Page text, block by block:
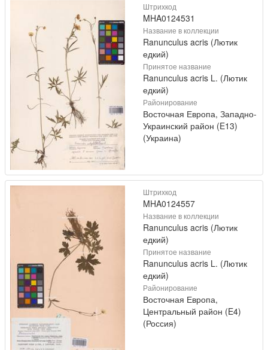
Штрихкод
MHA0124531
Название в коллекции
Ranunculus acris (Лютик
едкий)
Принятое название
Ranunculus acris L. (Лютик
едкий)
Районирование
Восточная Европа, Западно-
Украинский район (E13)
(Украина)
Штрихкод
MHA0124557
Название в коллекции
Ranunculus acris (Лютик
едкий)
Принятое название
Ranunculus acris L. (Лютик
едкий)
Районирование
Восточная Европа,
Центральный район (E4)
(Россия)